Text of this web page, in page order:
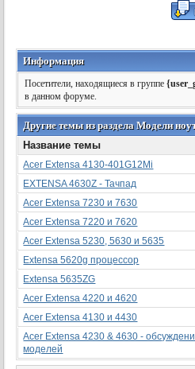
Информация
Посетители, находящиеся в группе
в данном форуме.
Другие темы из раздела Модели
Название темы
Acer Extensa 4130-401G12Mi
EXTENSA 4630Z - Тачпад
Acer Extensa 7230 и 7630
Acer Extensa 7220 и 7620
Acer Extensa 5230, 5630 и 5635
Extensa 5620g процессор
Extensa 5635ZG
Acer Extensa 4220 и 4620
Acer Extensa 4130 и 4430
Acer Extensa 4230 & 4630 -
моделей